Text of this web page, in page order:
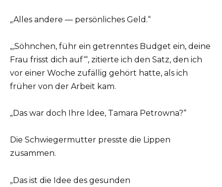
„Alles andere — persönliches Geld.“
„‚Söhnchen, führ ein getrenntes Budget ein, deine
Frau frisst dich auf‘“, zitierte ich den Satz, den ich
vor einer Woche zufällig gehört hatte, als ich
früher von der Arbeit kam.
„Das war doch Ihre Idee, Tamara Petrowna?“
Die Schwiegermutter presste die Lippen
zusammen.
„Das ist die Idee des gesunden